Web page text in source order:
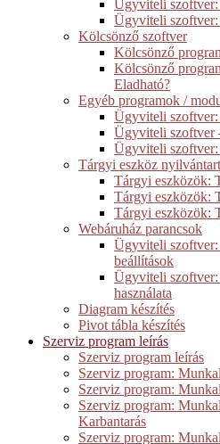
Ügyviteli
Ügyviteli
Kölcsönző szoftver
Kölcsönző
Kölcsönző
Eladható?
Egyéb programok /
Ügyviteli szoftver:
Ügyviteli szoftver
Ügyviteli
Tárgyi eszköz
Tárgyi eszközök:
Tárgyi eszközök:
Tárgyi eszközök:
Webáruház parancsok
Ügyviteli
beállítások
Ügyviteli
használata
Diagram készítés
Pivot tábla készítés
Szerviz program leírás
Szerviz program leírás
Szerviz program:
Szerviz program:
Szerviz program:
Karbantarás
Szerviz program: